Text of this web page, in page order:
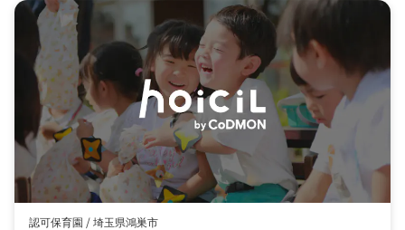
認可保育園 /埼玉県鴻巣市